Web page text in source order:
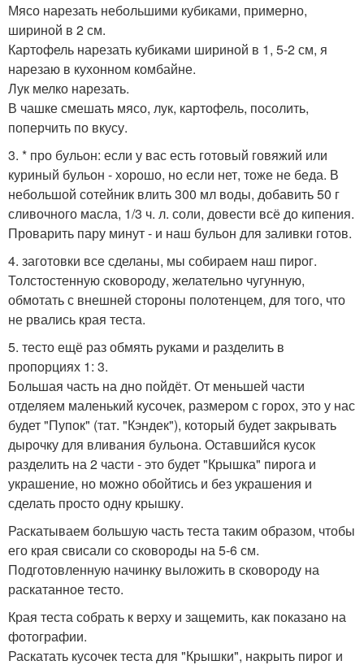
Мясо нарезать небольшими кубиками, примерно,
шириной в 2 см.
Картофель нарезать кубиками шириной в 1, 5-2 см, я
нарезаю в кухонном комбайне.
Лук мелко нарезать.
В чашке смешать мясо, лук, картофель, посолить,
поперчить по вкусу.
3. * про бульон: если у вас есть готовый говяжий или
куриный бульон - хорошо, но если нет, тоже не беда. В
небольшой сотейник влить 300 мл воды, добавить 50 г
сливочного масла, 1/3 ч. л. соли, довести всё до кипения.
Проварить пару минут - и наш бульон для заливки готов.
4. заготовки все сделаны, мы собираем наш пирог.
Толстостенную сковороду, желательно чугунную,
обмотать с внешней стороны полотенцем, для того, что
не рвались края теста.
5. тесто ещё раз обмять руками и разделить в
пропорциях 1: 3.
Большая часть на дно пойдёт. От меньшей части
отделяем маленький кусочек, размером с горох, это у нас
будет "Пупок" (тат. "Кэндек"), который будет закрывать
дырочку для вливания бульона. Оставшийся кусок
разделить на 2 части - это будет "Крышка" пирога и
украшение, но можно обойтись и без украшения и
сделать просто одну крышку.
Раскатываем большую часть теста таким образом, чтобы
его края свисали со сковороды на 5-6 см.
Подготовленную начинку выложить в сковороду на
раскатанное тесто.
Края теста собрать к верху и защемить, как показано на
фотографии.
Раскатать кусочек теста для "Крышки", накрыть пирог и